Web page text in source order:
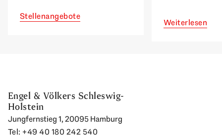
Stellenangebote
Weiterlesen
Engel & Völkers Schleswig-
Holstein
Jungfernstieg 1, 20095 Hamburg
Tel: +49 40 180 242 540